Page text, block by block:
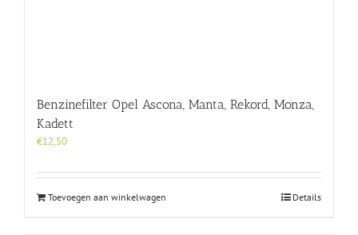
Benzinefilter Opel Ascona, Manta, Rekord, Monza,
Kadett
€12,50
Toevoegen aan winkelwagen Details